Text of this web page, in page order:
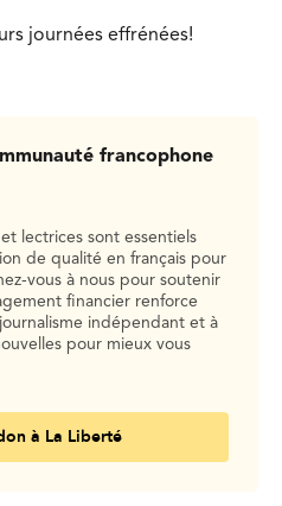
journées effrénées!
francophone
lectrices sont essentiels
de qualité en français pour
vous à nous pour soutenir
financier renforce
indépendant et à
pour mieux vous
à La Liberté